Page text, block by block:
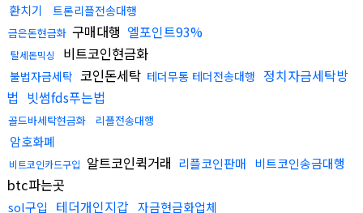
환치기 트론리플전송대행
금은돈현금화 구매대행 엘포인트93%
탈세돈믹싱 비트코인현금화
불법자금세탁 코인돈세탁 테더무통 테더전송대행 정치자금세탁방
법 빗썸fds푸는법
골드바세탁현금화 리플전송대행
암호화폐
비트코인카드구입 알트코인퀵거래 리플코인판매 비트코인송금대행
btc파는곳
sol구입 테더개인지갑 자금현금화업체